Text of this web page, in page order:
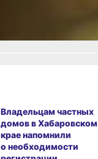
Владельцам частных
домов в Хабаровском
крае напомнили
о необходимости